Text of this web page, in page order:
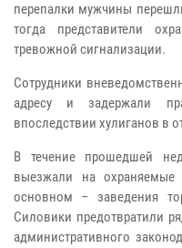
перепалки мужчины
тогда представители
тревожной сигнализации.
Сотрудники
адресу и задержали
впоследствии хулиганов в
В течение прошедшей
выезжали на охраняемые
основном – заведения
Силовики предотвратили
административного